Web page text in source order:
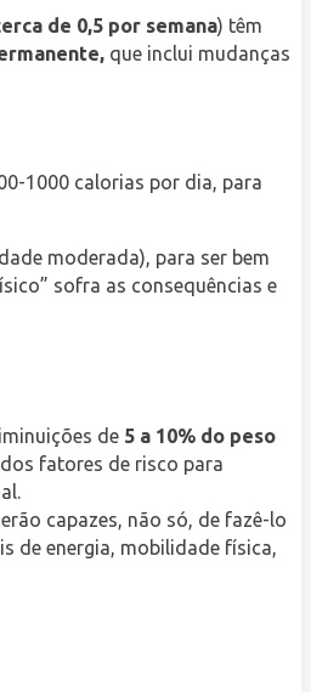
de 0,5 por semana) têm
que inclui mudanças
1000 calorias por dia, para
moderada), para ser bem
sofra as consequências e
de 5 a 10% do peso
fatores de risco para
capazes, não só, de fazê-lo
de energia, mobilidade física,